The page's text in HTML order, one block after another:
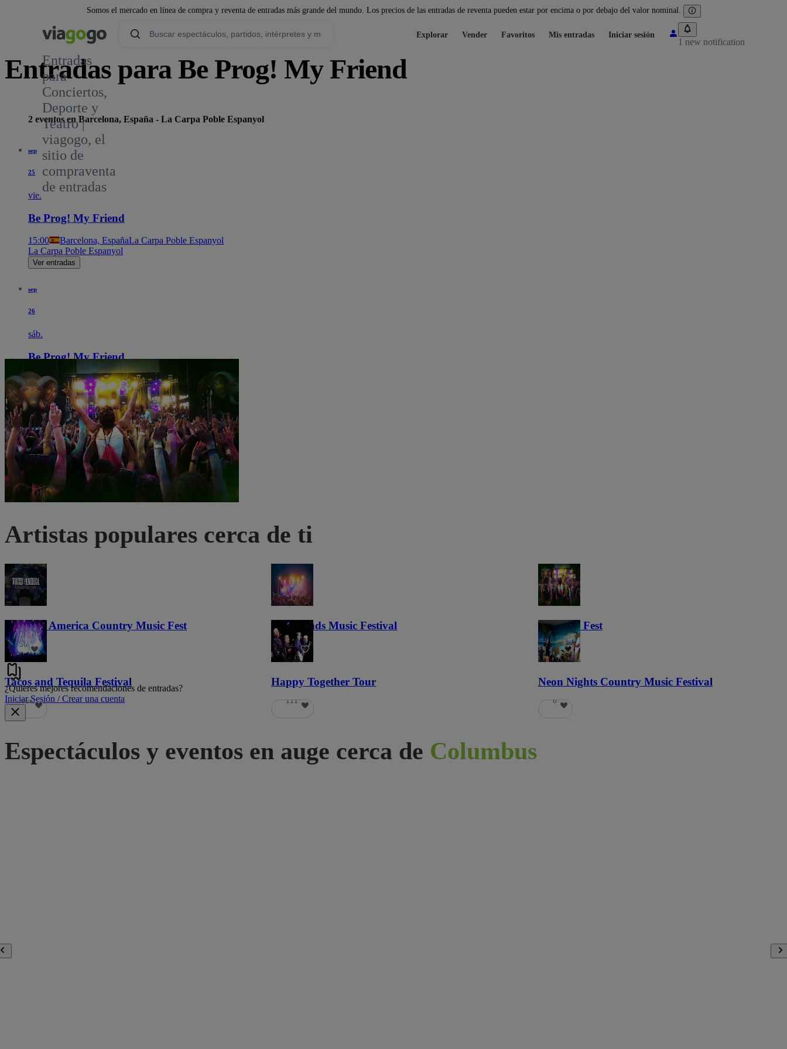
Somos el mercado en línea de compra y reventa de entradas más grande del mundo. Los precios de las entradas de reventa pueden estar por encima o por debajo del valor nominal.
Entradas
para
Conciertos,
Deporte y
Teatro |
viagogo, el
sitio de
compraventa
de entradas
Explorar Vender Favoritos Mis entradas Iniciar sesión
1 new notification
Entradas para Be Prog! My Friend
2 eventos en Barcelona, España - La Carpa Poble Espanyol
sep
25
vie.
Be Prog! My Friend
15:00 Barcelona, EspañaLa Carpa Poble Espanyol
La Carpa Poble Espanyol
Ver entradas
sep
26
sáb.
Be Prog! My Friend
15:00 Barcelona, EspañaLa Carpa Poble Espanyol
La Carpa Poble Espanyol
Ver entradas
Artistas populares cerca de ti
Voices of America Country Music Fest
36
Lost Lands Music Festival
121
Haunted Fest
58
Tacos and Tequila Festival
689
Happy Together Tour
111
Neon Nights Country Music Festival
6
¿Quieres mejores recomendaciones de entradas?
Iniciar Sesión / Crear una cuenta
Espectáculos y eventos en auge cerca de Columbus